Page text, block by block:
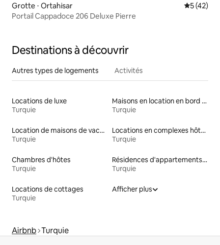
Grotte ⋅ Ortahisar
5 (42)
Portail Cappadoce 206 Deluxe Pierre
Destinations à découvrir
Autres types de logements Activités
Locations de luxe
Turquie
Maisons en location en bord de mer
Turquie
Location de maisons de vacances
Turquie
Locations en complexes hôteliers
Turquie
Chambres d'hôtes
Turquie
Résidences d'appartements en location
Turquie
Locations de cottages
Turquie
Afficher plus
Airbnb Turquie